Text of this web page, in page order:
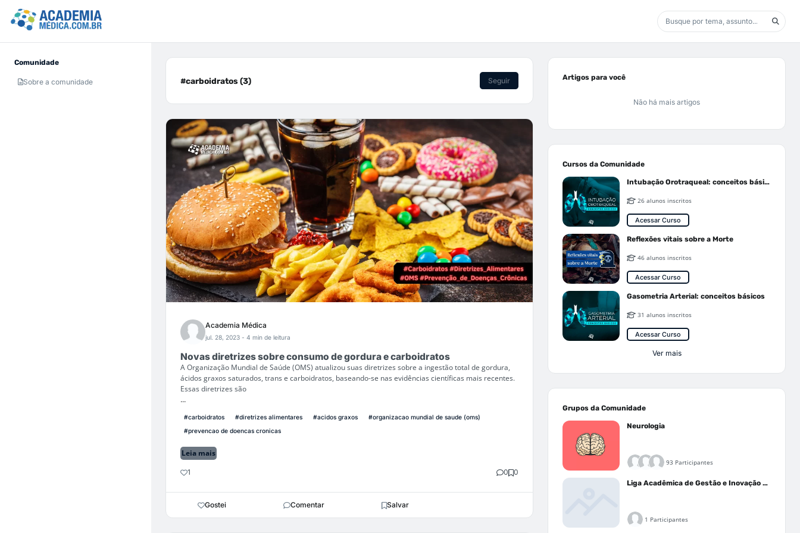
Comunidade
Sobre a comunidade #carboidratos (3) Seguir
Academia Médica
jul. 28, 2023 - 4 min de leitura
Novas diretrizes sobre consumo de gordura e carboidratos
A Organização Mundial de Saúde (OMS) atualizou suas diretrizes sobre a ingestão total de gordura,
ácidos graxos saturados, trans e carboidratos, baseando-se nas evidências científicas mais recentes.
Essas diretrizes são
...
#carboidratos #diretrizes alimentares #acidos graxos
#organizacao mundial de saude (oms)
#prevencao de doencas cronicas
Leia mais
1 0 0
Gostei Comentar Salvar
Artigos para você
Não há mais artigos
Cursos da Comunidade
Intubação Orotraqueal: conceitos básicos
26 alunos inscritos
Acessar Curso
Reflexões vitais sobre a Morte
46 alunos inscritos
Acessar Curso
Gasometria Arterial: conceitos básicos
31 alunos inscritos
Acessar Curso
Ver mais
Grupos da Comunidade
Neurologia
93 Participantes
Liga Acadêmica de Gestão e Inovação Médica - LAGIM
1 Participantes